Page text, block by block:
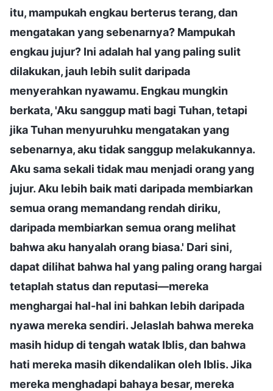
itu, mampukah engkau berterus terang, dan
mengatakan yang sebenarnya? Mampukah
engkau jujur? Ini adalah hal yang paling sulit
dilakukan, jauh lebih sulit daripada
menyerahkan nyawamu. Engkau mungkin
berkata, 'Aku sanggup mati bagi Tuhan, tetapi
jika Tuhan menyuruhku mengatakan yang
sebenarnya, aku tidak sanggup melakukannya.
Aku sama sekali tidak mau menjadi orang yang
jujur. Aku lebih baik mati daripada membiarkan
semua orang memandang rendah diriku,
daripada membiarkan semua orang melihat
bahwa aku hanyalah orang biasa.' Dari sini,
dapat dilihat bahwa hal yang paling orang hargai
tetaplah status dan reputasi—mereka
menghargai hal-hal ini bahkan lebih daripada
nyawa mereka sendiri. Jelaslah bahwa mereka
masih hidup di tengah watak Iblis, dan bahwa
hati mereka masih dikendalikan oleh Iblis. Jika
mereka menghadapi bahaya besar, mereka